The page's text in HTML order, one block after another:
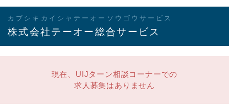
カブシキカイシャテーオーソウゴウサービス
株式会社テーオー総合サービス
現在、UIJターン相談コーナーでの
求人募集はありません